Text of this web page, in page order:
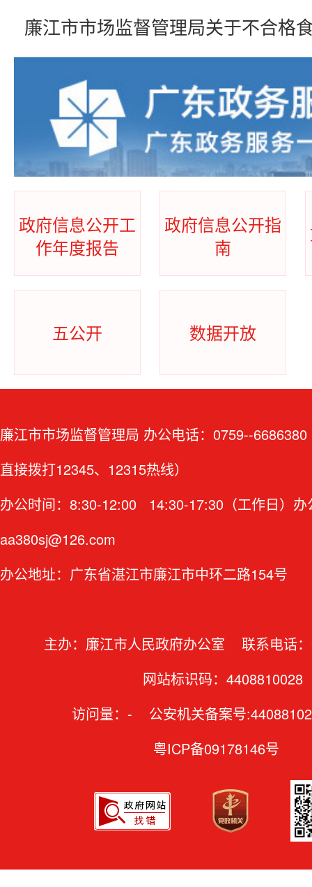
政府信息公开工
作年度报告
政府信息公开指
南
五公开 数据开放
廉江市市场监督管理局 办公电话：0759--
直接拨打12345、12315热线）
办公时间：8:30-12:00 14:30-17:30（工作日）办
aa380sj@126.com
办公地址：广东省湛江市廉江市中环二路154号
主办：廉江市人民政府办公室 联系电话
网站标识码：4408810028
访问量： - 公安机关备案号
粤ICP备09178146号